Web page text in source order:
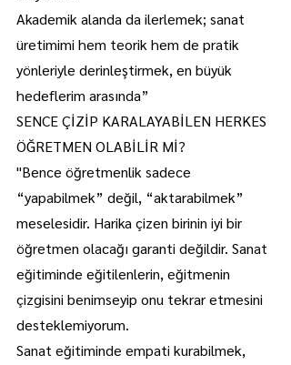
Akademik alanda da ilerlemek; sanat
üretimimi hem teorik hem de pratik
yönleriyle derinleştirmek, en büyük
hedeflerim arasında”
SENCE ÇİZİP KARALAYABİLEN HERKES
ÖĞRETMEN OLABİLİR Mİ?
"Bence öğretmenlik sadece
“yapabilmek” değil, “aktarabilmek”
meselesidir. Harika çizen birinin iyi bir
öğretmen olacağı garanti değildir. Sanat
eğitiminde eğitilenlerin, eğitmenin
çizgisini benimseyip onu tekrar etmesini
desteklemiyorum.
Sanat eğitiminde empati kurabilmek,